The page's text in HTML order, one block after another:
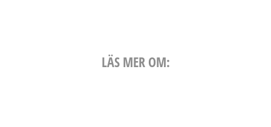
LÄS MER OM: